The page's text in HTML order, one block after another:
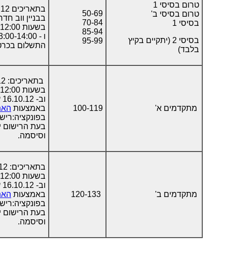
טרום בסיסי 1
טרום בסיסי ב'
בסיסי 1
בסיסי 2 (יתקיים בקיץ
בלבד)
50-69
70-84
85-94
95-99
בתאריכים 23-24.9.12
בבניין ווב חדר
בשעות 09:00-12:00
ו - 13:00-14:00
התשלום
מתקדמים א' 100-119
בתאריכים: 20.9-15.10.12
בשעות 08:00-12:00
וב- 16.10.12 עד לשעה 16:00
באמצעות
בעת הרישום
וסיסמה.
מתקדמים ב'
בתאריכים: 20.9-15.10.12
בשעות 08:00-12:00
וב- 16.10.12 עד לשעה 16:00
באמצעות
בעת הרישום
וסיסמה.